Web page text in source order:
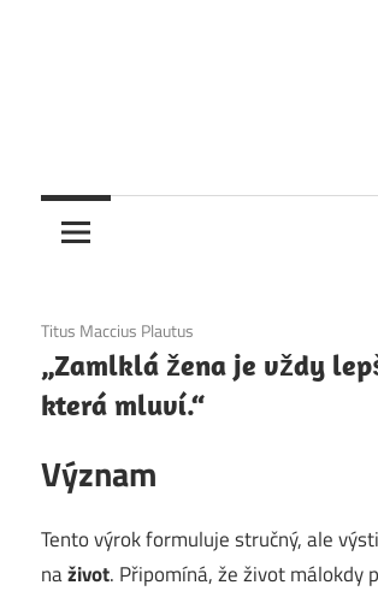
1. 12. 2020
Titus Maccius Plautus
„Zamlklá žena je vždy
která mluví.“
Význam
Tento výrok formuluje stručný, ale
naživot. Připomíná, že život málokdy